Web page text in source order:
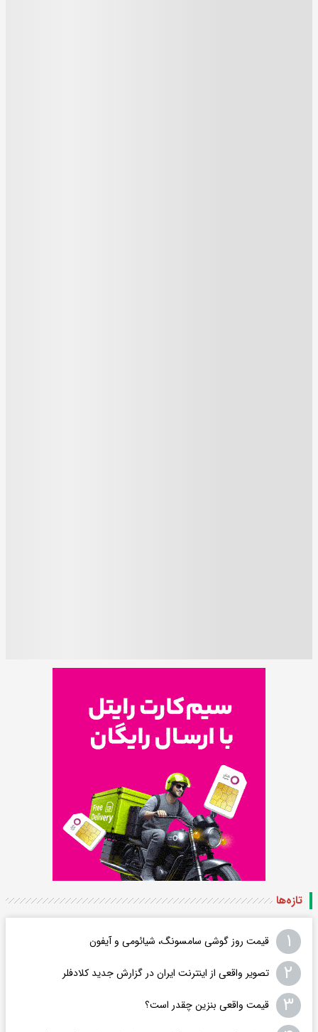
تازه‌ها
۱ قیمت روز گوشی سامسونگ، شیائومی و آیفون
۲ تصویر واقعی از اینترنت ایران در گزارش جدید کلادفلر
۳ قیمت واقعی بنزین چقدر است؟